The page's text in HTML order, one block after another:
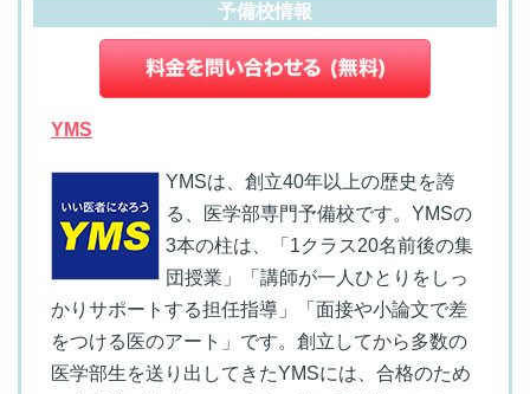
予備校情報
YMS
YMSは、創立40年以上の歴史を誇
る、医学部専門予備校です。YMSの
3本の柱は、「1クラス20名前後の集
団授業」「講師が一人ひとりをしっ
かりサポートする担任指導」「面接や小論文で差
をつける医のアート」です。創立してから多数の
医学部生を送り出してきたYMSには、合格のため